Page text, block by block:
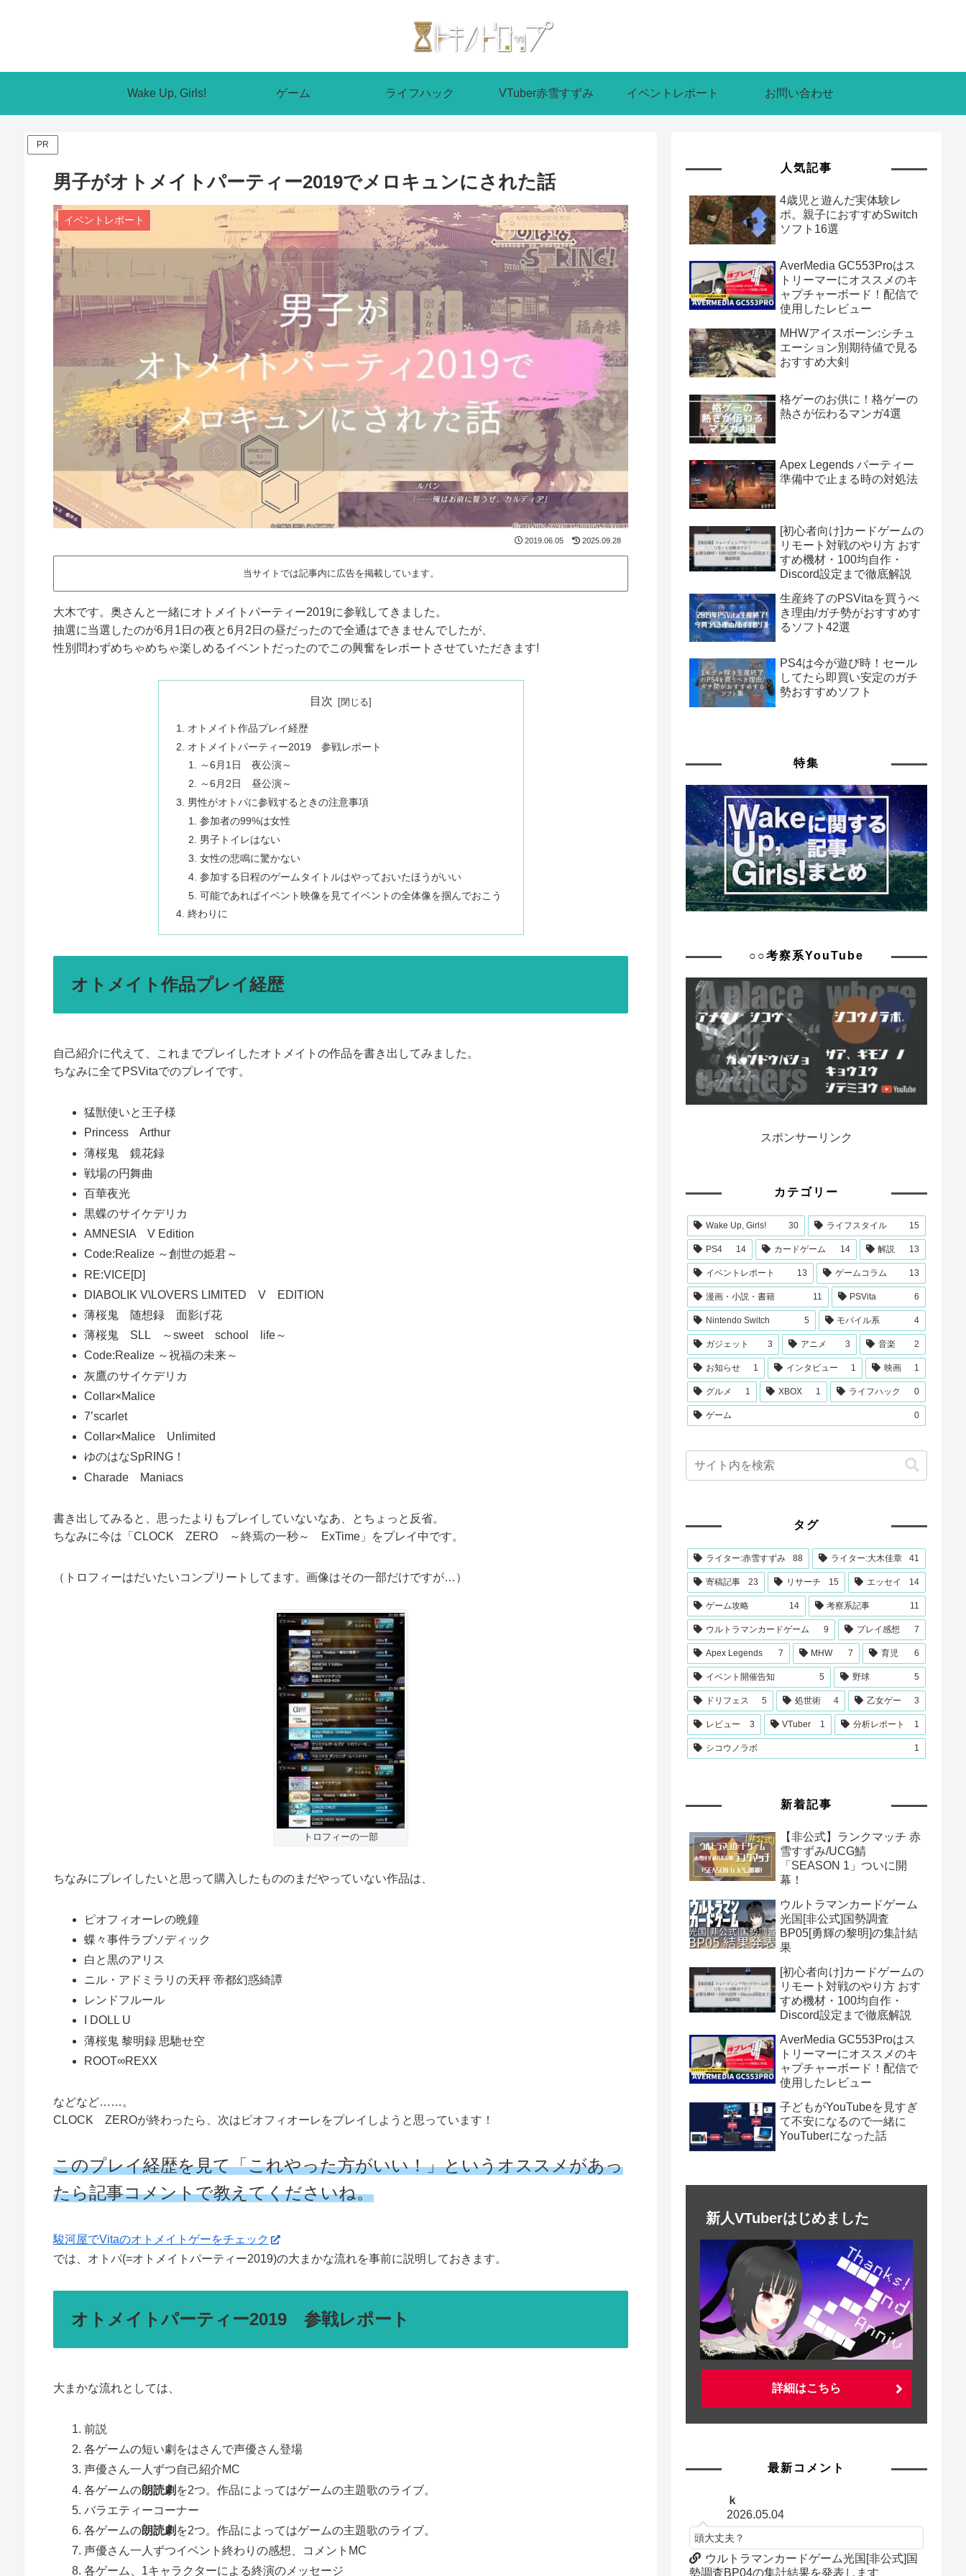
Wake Up, Girls! ゲーム ライフハック VTuber赤雪すずみ イベントレポート お問い合わせ
PR
男子がオトメイトパーティー2019でメロキュンにされた話
イベントレポート
2019.06.05 2025.09.28
当サイトでは記事内に広告を掲載しています。
大木です。奥さんと一緒にオトメイトパーティー2019に参戦してきました。
抽選に当選したのが6月1日の夜と6月2日の昼だったので全通はできませんでしたが、
性別問わずめちゃめちゃ楽しめるイベントだったのでこの興奮をレポートさせていただきます!
目次
オトメイト作品プレイ経歴
オトメイトパーティー2019 参戦レポート
～6月1日 夜公演～
～6月2日 昼公演～
男性がオトパに参戦するときの注意事項
参加者の99%は女性
男子トイレはない
女性の悲鳴に驚かない
参加する日程のゲームタイトルはやっておいたほうがいい
可能であればイベント映像を見てイベントの全体像を掴んでおこう
終わりに
オトメイト作品プレイ経歴
自己紹介に代えて、これまでプレイしたオトメイトの作品を書き出してみました。
ちなみに全てPSVitaでのプレイです。
猛獣使いと王子様
Princess Arthur
薄桜鬼 鏡花録
戦場の円舞曲
百華夜光
黒蝶のサイケデリカ
AMNESIA V Edition
Code:Realize ～創世の姫君～
RE:VICE[D]
DIABOLIK V\LOVERS LIMITED V EDITION
薄桜鬼 随想録 面影げ花
薄桜鬼 SLL ～sweet school life～
Code:Realize ～祝福の未来～
灰鷹のサイケデリカ
Collar×Malice
7’scarlet
Collar×Malice Unlimited
ゆのはなSpRING！
Charade Maniacs
書き出してみると、思ったよりもプレイしていないなあ、とちょっと反省。
ちなみに今は「CLOCK ZERO ～終焉の一秒～ ExTime」をプレイ中です。
（トロフィーはだいたいコンプリートしてます。画像はその一部だけですが…）
トロフィーの一部
ちなみにプレイしたいと思って購入したもののまだやっていない作品は、
ピオフィオーレの晩鐘
蝶々事件ラブソディック
白と黒のアリス
ニル・アドミラリの天秤 帝都幻惑綺譚
レンドフルール
I DOLL U
薄桜鬼 黎明録 思馳せ空
ROOT∞REXX
などなど……。
CLOCK ZEROが終わったら、次はピオフィオーレをプレイしようと思っています！
このプレイ経歴を見て「これやった方がいい！」というオススメがあっ
たら記事コメントで教えてくださいね。
駿河屋でVitaのオトメイトゲーをチェック
では、オトパ(=オトメイトパーティー2019)の大まかな流れを事前に説明しておきます。
オトメイトパーティー2019 参戦レポート
大まかな流れとしては、
前説
各ゲームの短い劇をはさんで声優さん登場
声優さん一人ずつ自己紹介MC
各ゲームの朗読劇 を2つ。作品によってはゲームの主題歌のライブ。
バラエティーコーナー
各ゲームの朗読劇 を2つ。作品によってはゲームの主題歌のライブ。
声優さん一人ずつイベント終わりの感想、コメントMC
各ゲーム、1キャラクターによる終演のメッセージ
人気記事
4歳児と遊んだ実体験レ
ポ。親子におすすめSwitch
ソフト16選
AverMedia GC553Proはス
トリーマーにオススメのキ
ャプチャーボード！配信で
使用したレビュー
MHWアイスボーン:シチュ
エーション別期待値で見る
おすすめ大剣
格ゲーのお供に！格ゲーの
熱さが伝わるマンガ4選
Apex Legends パーティー
準備中で止まる時の対処法
[初心者向け]カードゲームの
リモート対戦のやり方 おす
すめ機材・100均自作・
Discord設定まで徹底解説
生産終了のPSVitaを買うべ
き理由/ガチ勢がおすすめす
るソフト42選
PS4は今が遊び時！セール
してたら即買い安定のガチ
勢おすすめソフト
特集
○○考察系YouTube
スポンサーリンク
カテゴリー
Wake Up, Girls! 30 ライフスタイル 15
PS4 14 カードゲーム 14 解説 13
イベントレポート 13 ゲームコラム 13
漫画・小説・書籍 11 PSVita 6
Nintendo Switch 5 モバイル系 4
ガジェット 3 アニメ 3 音楽 2
お知らせ 1 インタビュー 1 映画 1
グルメ 1 XBOX 1 ライフハック 0
ゲーム 0
タグ
ライター:赤雪すずみ 88 ライター:大木佳章 41
寄稿記事 23 リサーチ 15 エッセイ 14
ゲーム攻略 14 考察系記事 11
ウルトラマンカードゲーム 9 プレイ感想 7
Apex Legends 7 MHW 7 育児 6
イベント開催告知 5 野球 5
ドリフェス 5 処世術 4 乙女ゲー 3
レビュー 3 VTuber 1 分析レポート 1
シコウノラボ 1
新着記事
【非公式】ランクマッチ 赤
雪すずみ/UCG鯖
「SEASON 1」ついに開
幕！
ウルトラマンカードゲーム
光国[非公式]国勢調査
BP05[勇輝の黎明]の集計結
果
[初心者向け]カードゲームの
リモート対戦のやり方 おす
すめ機材・100均自作・
Discord設定まで徹底解説
AverMedia GC553Proはス
トリーマーにオススメのキ
ャプチャーボード！配信で
使用したレビュー
子どもがYouTubeを見すぎ
て不安になるので一緒に
YouTuberになった話
新人VTuberはじめました
詳細はこちら
最新コメント
ｋ
2026.05.04
頭大丈夫？
ウルトラマンカードゲーム光国[非公式]国
勢調査BP04の集計結果を発表します